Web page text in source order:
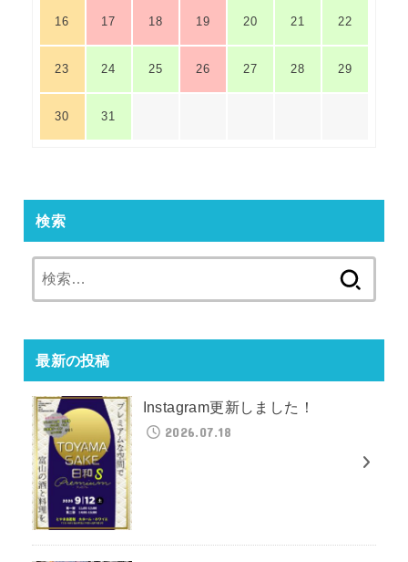
16 17 18 19 20 21 22
23 24 25 26 27 28 29
30 31
検索
索:
最新の投稿
Instagram更新しました！
2026.07.18